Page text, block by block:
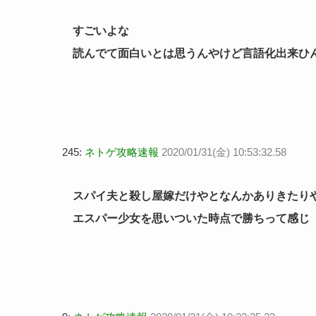
すごいよな
読んでて面白いとは思うんやけど言語化出来ひ
245: ネトゲ攻略速報 2020/01/31(金) 10:53:32.58
スパイ夫と殺し屋嫁だけやとなんかありきたり
エスパー少女を思いついた時点で勝ちって感じ